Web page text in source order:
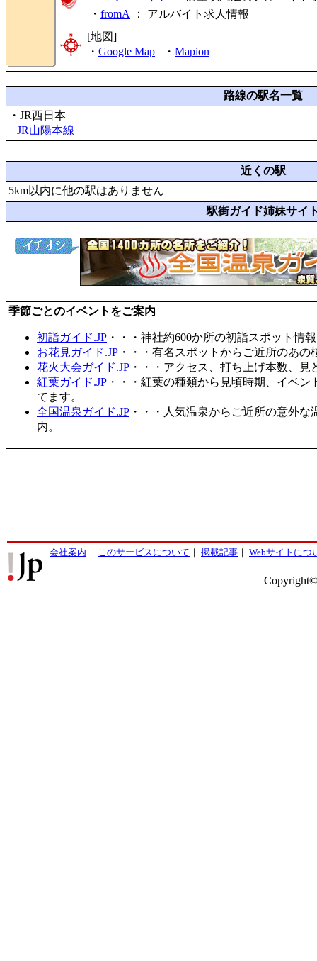
・ fromA ： アルバイト求人情報
[地図]
・ Google Map ・ Mapion
路線の駅名一覧
・JR西日本
JR山陽本線
近くの駅
5km以内に他の駅はありません
駅街ガイド姉妹サイ
季節ごとのイベントをご案内
初詣ガイド.JP ・・・神社約600か所の初詣スポット情
お花見ガイド.JP ・・・有名スポットからご近所のあ
花火大会ガイド.JP ・・・アクセス、打ち上げ本数、
紅葉ガイド.JP ・・・紅葉の種類から見頃時期、イベ
てます。
全国温泉ガイド.JP ・・・人気温泉からご近所の意外
内。
会社案内 ｜ このサービスについて ｜ 掲載記事 ｜ Webサイトにつ